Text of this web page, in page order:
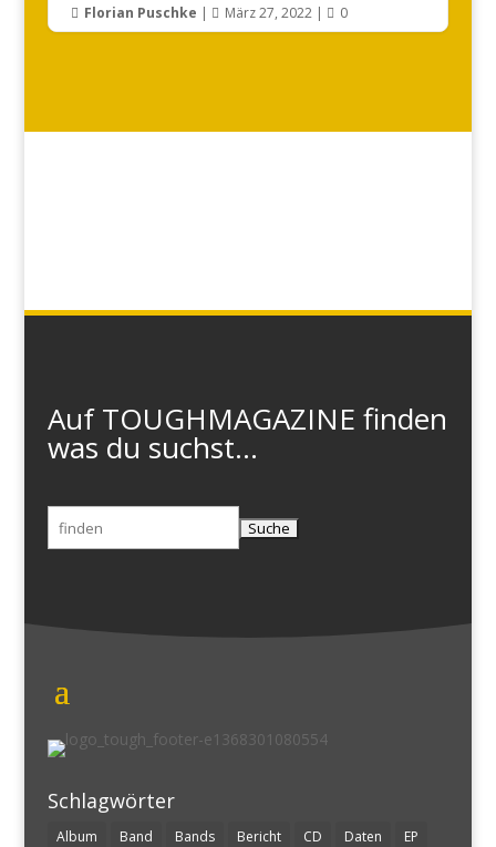
 Florian Puschke |  März 27, 2022|  0
Auf TOUGHMAGAZINE finden
was du suchst...
Suchen
nach:
Schlagwörter
Album Band Bands Bericht CD Daten EP